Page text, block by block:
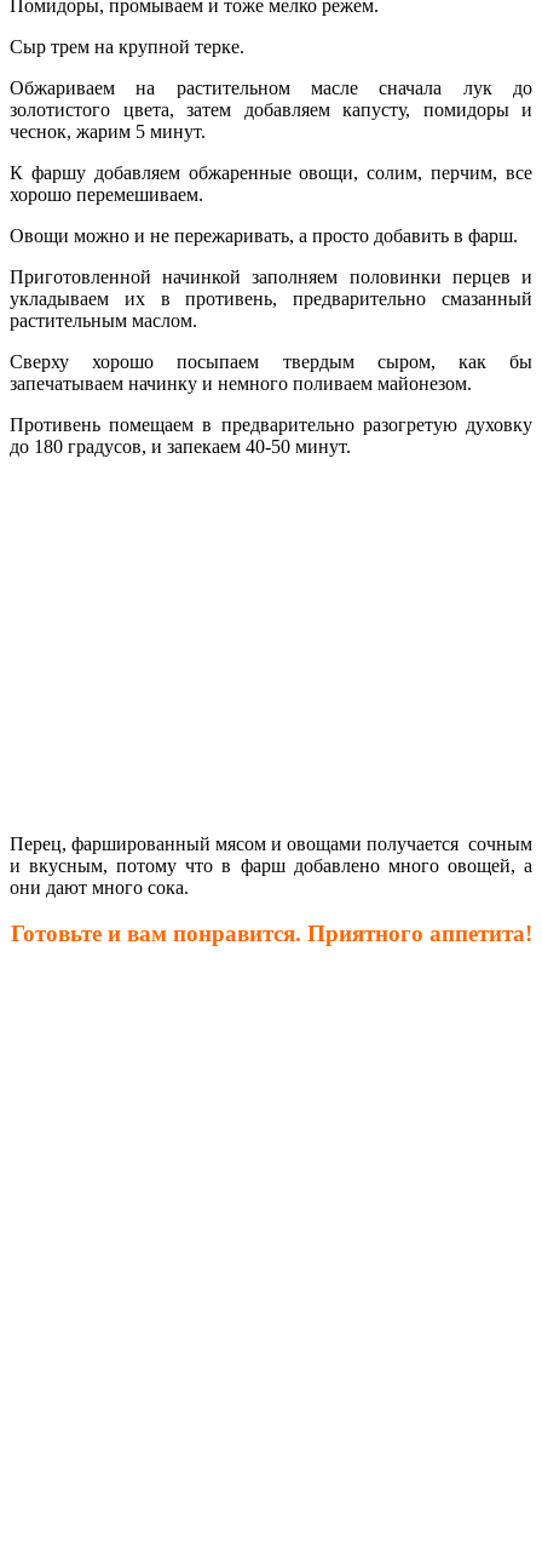
Помидоры, промываем и тоже мелко режем.
Сыр трем на крупной терке.
Обжариваем на растительном масле сначала лук до
золотистого цвета, затем добавляем капусту, помидоры и
чеснок, жарим 5 минут.
К фаршу добавляем обжаренные овощи, солим, перчим, все
хорошо перемешиваем.
Овощи можно и не пережаривать, а просто добавить в фарш.
Приготовленной начинкой заполняем половинки перцев и
укладываем их в противень, предварительно смазанный
растительным маслом.
Сверху хорошо посыпаем твердым сыром, как бы
запечатываем начинку и немного поливаем майонезом.
Противень помещаем в предварительно разогретую духовку
до 180 градусов, и запекаем 40-50 минут.
Перец, фаршированный мясом и овощами получается сочным
и вкусным, потому что в фарш добавлено много овощей, а
они дают много сока.
Готовьте и вам понравится. Приятного аппетита!